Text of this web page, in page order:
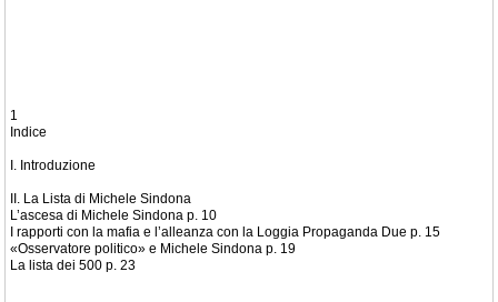
1
Indice
I. Introduzione
II. La Lista di Michele Sindona
L’ascesa di Michele Sindona p. 10
I rapporti con la mafia e l’alleanza con la Loggia Propaganda Due p. 15
«Osservatore politico» e Michele Sindona p. 19
La lista dei 500 p. 23